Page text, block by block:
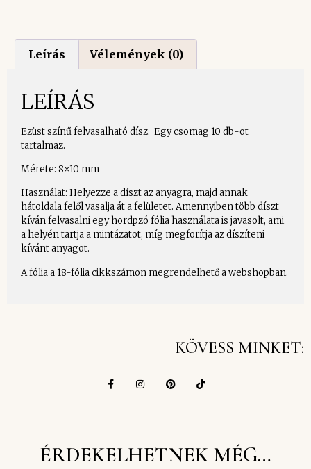
Leírás Vélemények (0)
LEÍRÁS
Ezüst színű felvasalható dísz. Egy csomag 10 db-ot
tartalmaz.
Mérete: 8×10 mm
Használat: Helyezze a díszt az anyagra, majd annak
hátoldala felől vasalja át a felületet. Amennyiben több díszt
kíván felvasalni egy hordpzó fólia használata is javasolt, ami
a helyén tartja a mintázatot, míg megforítja az díszíteni
kívánt anyagot.
A fólia a 18-fólia cikkszámon megrendelhető a webshopban.
KÖVESS MINKET:
ÉRDEKELHETNEK MÉG…